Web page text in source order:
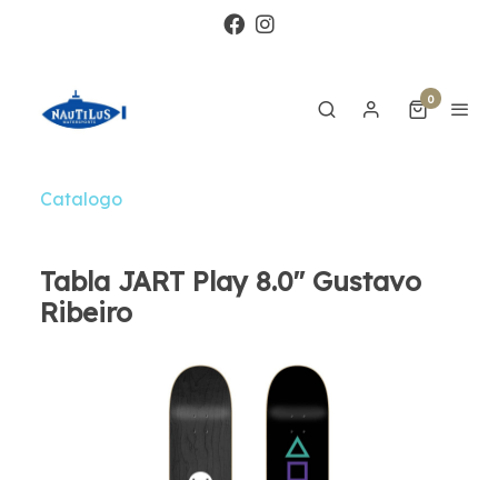
0
Catalogo
Tabla JART Play 8.0″ Gustavo
Ribeiro